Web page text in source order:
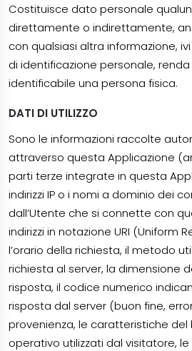
Costituisce dato personale
direttamente o indirettamente,
con qualsiasi altra informazione,
di identificazione personale,
identificabile una persona fisica.
DATI DI UTILIZZO
Sono le informazioni raccolte
attraverso questa Applicazione
parti terze integrate in questa
indirizzi IP o i nomi a dominio dei
dall’Utente che si connette con
indirizzi in notazione URI (Uniform
l’orario della richiesta, il metodo
richiesta al server, la dimensione
risposta, il codice numerico
risposta dal server (buon fine,
provenienza, le caratteristiche
operativo utilizzati dal visitatore,